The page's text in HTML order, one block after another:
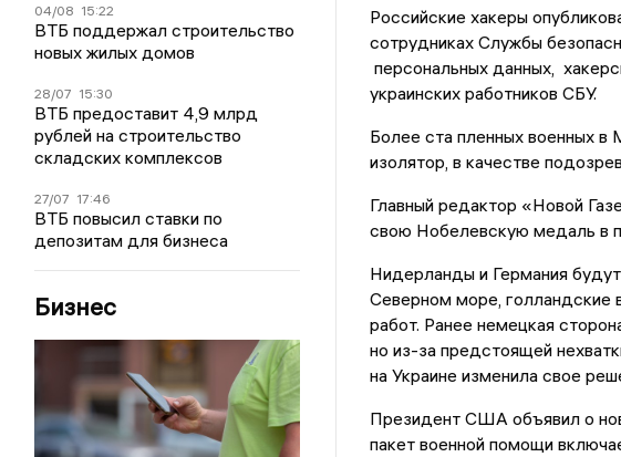
04/08 15:22
ВТБ поддержал строительство
новых жилых домов
28/07 15:30
ВТБ предоставит 4,9 млрд
рублей на строительство
складских комплексов
27/07 17:46
ВТБ повысил ставки по
депозитам для бизнеса
Бизнес
Российские хакеры
сотрудниках Службы
персональных данных,
украинских работников СБУ.
Более ста пленных военных
изолятор, в качестве
Главный редактор «Новой
свою Нобелевскую медаль в
Нидерланды и Германия
Северном море, голландские
работ. Ранее немецкая
но из-за предстоящей
на Украине изменила свое
Президент США объявил о
пакет военной помощи